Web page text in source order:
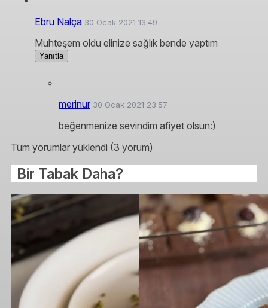
Ebru Nalça 30 Ocak 2021 13:49
Muhteşem oldu elinize sağlık bende yaptım
Yanıtla
merinur 30 Ocak 2021 23:57
beğenmenize sevindim afiyet olsun:)
Tüm yorumlar yüklendi (3 yorum)
Bir Tabak Daha?